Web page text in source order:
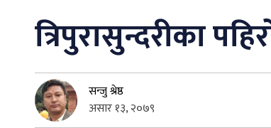
त्रिपुरासुन्दरीका
सन्जु श्रेष्ठ
असार १३, २०७९